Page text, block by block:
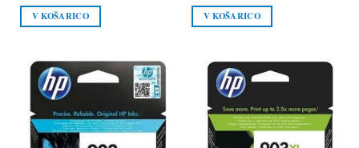
V KOŠARICO V KOŠARICO